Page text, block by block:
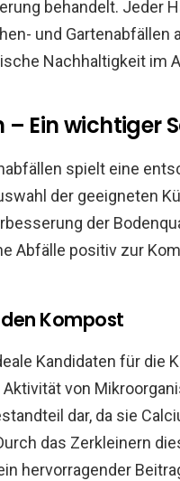
behandelt. Jeder
und Gartenabfällen
Nachhaltigkeit im
Ein wichtiger
spielt eine
der geeigneten
der
Abfälle positiv zur
Kompost
Kandidaten für die
von
dar, da sie
das Zerkleinern
hervorragender